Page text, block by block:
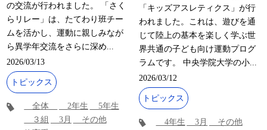
の交流が行われました。 「さく
らリレー」は、たてわり班チー
ムを活かし、運動に親しみなが
ら異学年交流をさらに深め...
2026/03/13
トピックス
全体 2年生
5年生
３組
3月
その他
「キッズアスレティクス」が行
われました。これは、遊びを通
じて陸上の基本を楽しく学ぶ世
界共通の子ども向け運動プログ
ラムです。 中央学院大学の小...
2026/03/12
トピックス
4年生 3月
その他